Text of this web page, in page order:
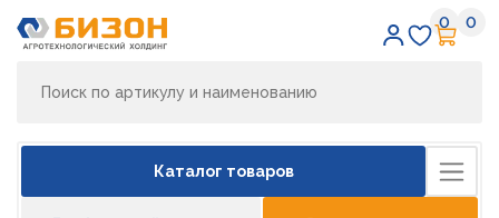
0 0
Каталог товаров